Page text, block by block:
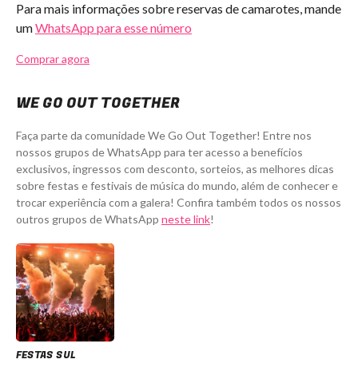
Para mais informações sobre reservas de camarotes, mande
umWhatsApp para esse número
Comprar agora
WE GO OUT TOGETHER
Faça parte da comunidade We Go Out Together! Entre nos
nossos grupos de WhatsApp para ter acesso a benefícios
exclusivos, ingressos com desconto, sorteios, as melhores dicas
sobre festas e festivais de música do mundo, além de conhecer e
trocar experiência com a galera! Confira também todos os nossos
outros grupos de WhatsApp neste link!
FESTAS SUL